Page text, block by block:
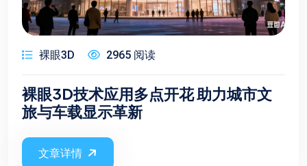
裸眼3D 2965 阅读
裸眼3D技术应用多点开花 助力城市文
旅与车载显示革新
文章详情